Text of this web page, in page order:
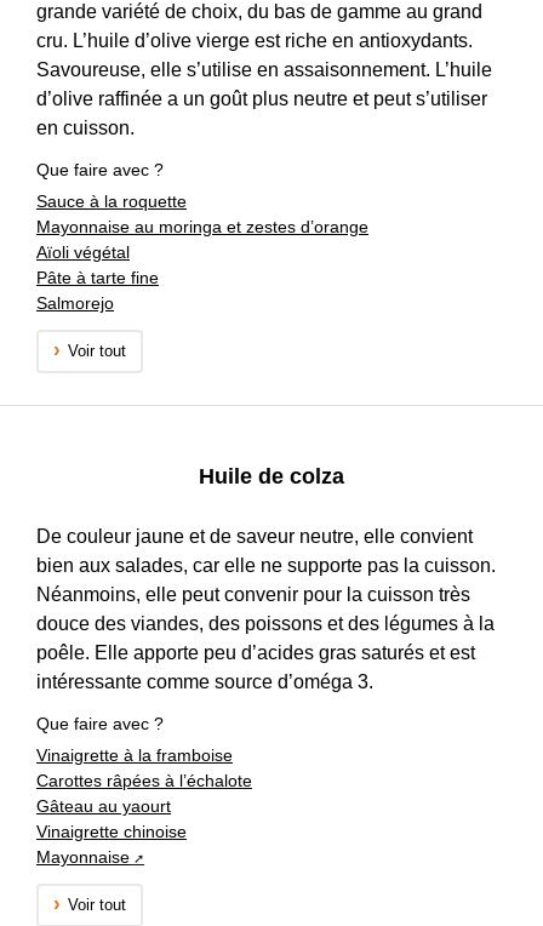
grande variété de choix, du bas de gamme au grand
cru. L’huile d’olive vierge est riche en antioxydants.
Savoureuse, elle s’utilise en assaisonnement. L’huile
d’olive raffinée a un goût plus neutre et peut s’utiliser
en cuisson.
Que faire avec ?
Sauce à la roquette
Mayonnaise au moringa et zestes d’orange
Aïoli végétal
Pâte à tarte fine
Salmorejo
Voir tout
Huile de colza
De couleur jaune et de saveur neutre, elle convient
bien aux salades, car elle ne supporte pas la cuisson.
Néanmoins, elle peut convenir pour la cuisson très
douce des viandes, des poissons et des légumes à la
poêle. Elle apporte peu d’acides gras saturés et est
intéressante comme source d’oméga 3.
Que faire avec ?
Vinaigrette à la framboise
Carottes râpées à l’échalote
Gâteau au yaourt
Vinaigrette chinoise
Mayonnaise
Voir tout